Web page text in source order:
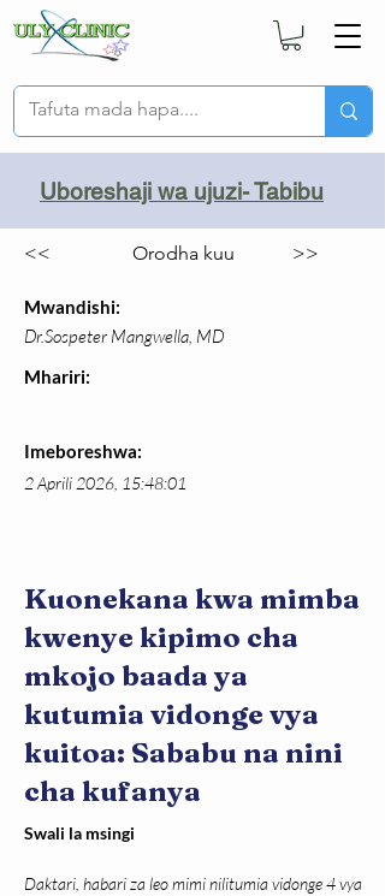
Uboreshaji wa ujuzi- Tabibu
<< Orodha kuu >>
Mwandishi:
Dr.Sospeter Mangwella, MD
Mhariri:
Imeboreshwa:
2 Aprili 2026, 15:48:01
Kuonekana kwa mimba
kwenye kipimo cha
mkojo baada ya
kutumia vidonge vya
kuitoa: Sababu na nini
cha kufanya
Swali la msingi
Daktari, habari za leo mimi nilitumia vidonge 4 vya